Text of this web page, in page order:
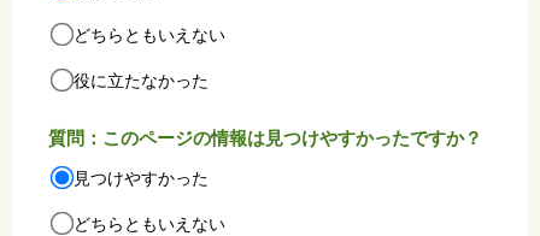
どちらともいえない
役に立たなかった
質問：このページの情報は見つけやすかったですか？
見つけやすかった
どちらともいえない